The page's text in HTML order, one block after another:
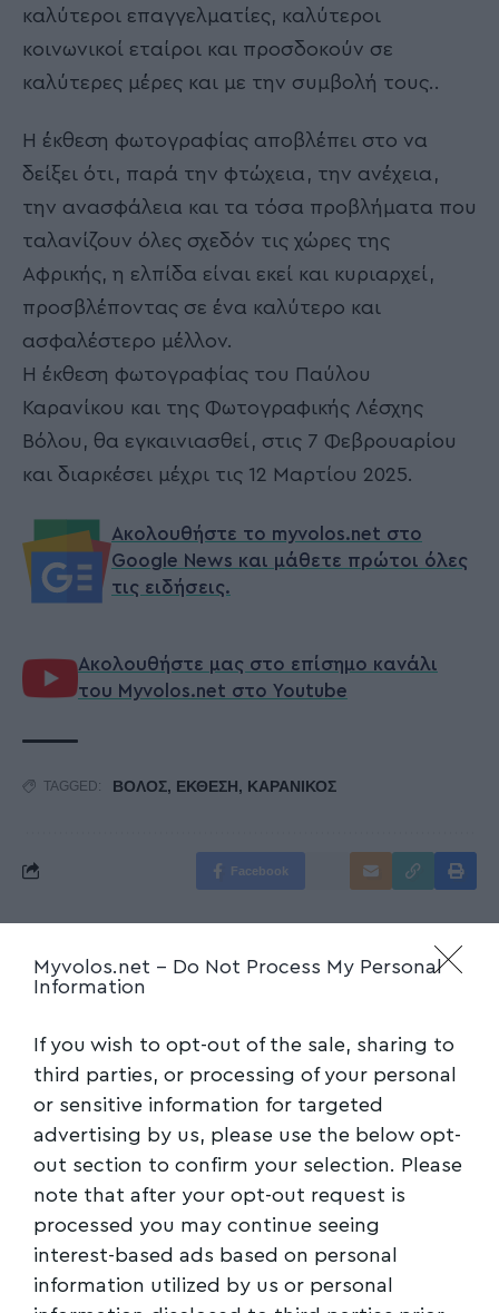
Myvolos.net - Do Not Process My Personal
Information
If you wish to opt-out of the sale, sharing to
third parties, or processing of your personal
or sensitive information for targeted
advertising by us, please use the below opt-
out section to confirm your selection. Please
note that after your opt-out request is
processed you may continue seeing
interest-based ads based on personal
information utilized by us or personal
καλύτεροι επαγγελματίες, καλύτεροι
κοινωνικοί εταίροι και προσδοκούν σε
καλύτερες μέρες και με την συμβολή τους..
Η έκθεση φωτογραφίας αποβλέπει στο να
δείξει ότι, παρά την φτώχεια, την ανέχεια,
την ανασφάλεια και τα τόσα προβλήματα που
ταλανίζουν όλες σχεδόν τις χώρες της
Αφρικής, η ελπίδα είναι εκεί και κυριαρχεί,
προσβλέποντας σε ένα καλύτερο και
ασφαλέστερο μέλλον.
Η έκθεση φωτογραφίας του Παύλου
Καρανίκου και της Φωτογραφικής Λέσχης
Βόλου, θα εγκαινιασθεί, στις 7 Φεβρουαρίου
και διαρκέσει μέχρι τις 12 Μαρτίου 2025.
Ακολουθήστε το myvolos.net στο
Google News και μάθετε πρώτοι όλες
τις ειδήσεις.
Ακολουθήστε μας στο επίσημο κανάλι
του Myvolos.net στο Youtube
TAGGED: ΒΟΛΟΣ, ΕΚΘΕΣΗ, ΚΑΡΑΝΙΚΟΣ
Facebook